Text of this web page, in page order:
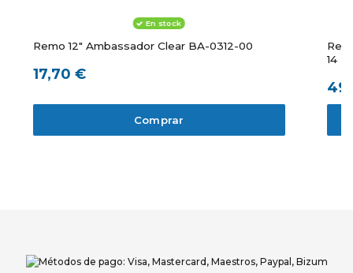
En stock
Remo 12" Ambassador Clear BA-0312-00
17,70 €
Comprar
14